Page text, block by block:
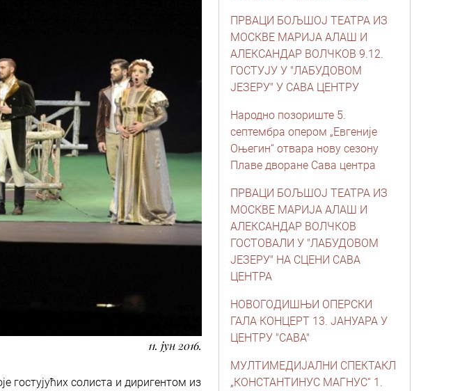
11. јун 2016.
гостујућих солиста и диригентом из
ПРВАЦИ БОЉШОЈ ТЕАТРА ИЗ
МОСКВЕ МАРИЈА АЛАШ И
АЛЕКСАНДАР ВОЛЧКОВ 9.12.
ГОСТУЈУ У "ЛАБУДОВОМ
ЈЕЗЕРУ" У САВА ЦЕНТРУ
Народно позориште 5.
септембра опером „Евгеније
Оњегин“ отвара нову сезону
Плаве дворане Сава центра
ПРВАЦИ БОЉШОЈ ТЕАТРА ИЗ
МОСКВЕ МАРИЈА АЛАШ И
АЛЕКСАНДАР ВОЛЧКОВ
ГОСТОВАЛИ У "ЛАБУДОВОМ
ЈЕЗЕРУ" НА СЦЕНИ САВА
ЦЕНТРА
НОВОГОДИШЊИ ОПЕРСКИ
ГАЛА КОНЦЕРТ 13. ЈАНУАРА У
ЦЕНТРУ "САВА"
МУЛТИМЕДИЈАЛНИ СПЕКТАКЛ
„КОНСТАНТИНУС МАГНУС“ 1.